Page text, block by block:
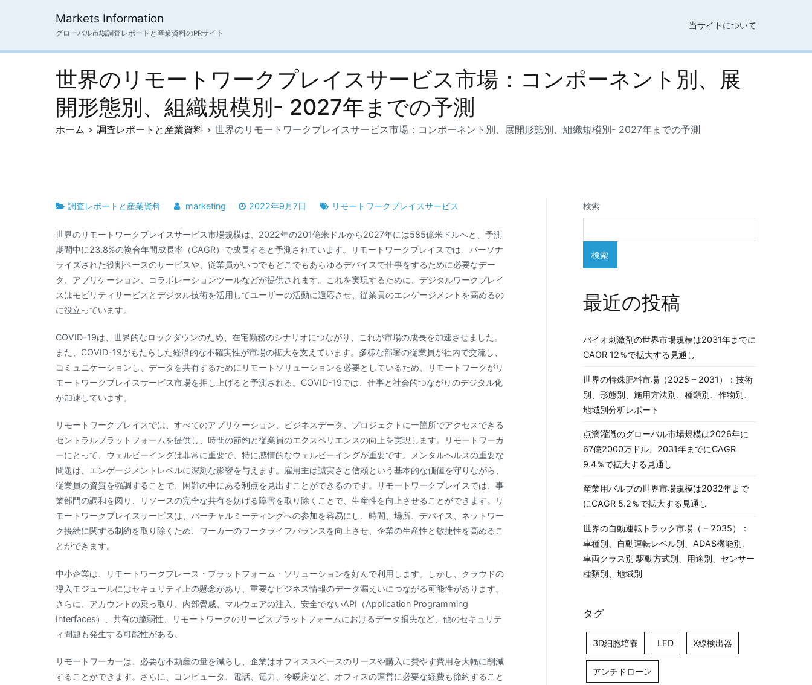
ス
Markets Information
グローバル市場調査レポートと産業資料のPRサイト
当サイトについて
世界のリモートワークプレイスサービス市場：コンポーネント別、展
開形態別、組織規模別- 2027年までの予測
ホーム 調査レポートと産業資料 世界のリモートワークプレイスサービス市場：コンポーネント別、展開形態別、組織規模別- 2027年までの予測
調査レポートと産業資料 marketing 2022年9月7日 リモートワークプレイスサービス
世界のリモートワークプレイスサービス市場規模は、2022年の201億米ドルから2027年には585億米ドルへと、予測
期間中に23.8%の複合年間成長率（CAGR）で成長すると予測されています。リモートワークプレイスでは、パーソナ
ライズされた役割ベースのサービスや、従業員がいつでもどこでもあらゆるデバイスで仕事をするために必要なデー
タ、アプリケーション、コラボレーションツールなどが提供されます。これを実現するために、デジタルワークプレイ
スはモビリティサービスとデジタル技術を活用してユーザーの活動に適応させ、従業員のエンゲージメントを高めるの
に役立っています。
COVID-19は、世界的なロックダウンのため、在宅勤務のシナリオにつながり、これが市場の成長を加速させました。
また、COVID-19がもたらした経済的な不確実性が市場の拡大を支えています。多様な部署の従業員が社内で交流し、
コミュニケーションし、データを共有するためにリモートソリューションを必要としているため、リモートワークがリ
モートワークプレイスサービス市場を押し上げると予測される。COVID-19では、仕事と社会的つながりのデジタル化
が加速しています。
リモートワークプレイスでは、すべてのアプリケーション、ビジネスデータ、プロジェクトに一箇所でアクセスできる
セントラルプラットフォームを提供し、時間の節約と従業員のエクスペリエンスの向上を実現します。リモートワーカ
ーにとって、ウェルビーイングは非常に重要で、特に感情的なウェルビーイングが重要です。メンタルヘルスの重要な
問題は、エンゲージメントレベルに深刻な影響を与えます。雇用主は誠実さと信頼という基本的な価値を守りながら、
従業員の資質を強調することで、困難の中にある利点を見出すことができるのです。リモートワークプレイスでは、事
業部門の調和を図り、リソースの完全な共有を妨げる障害を取り除くことで、生産性を向上させることができます。リ
モートワークプレイスサービスは、バーチャルミーティングへの参加を容易にし、時間、場所、デバイス、ネットワー
ク接続に関する制約を取り除くため、ワーカーのワークライフバランスを向上させ、企業の生産性と敏捷性を高めるこ
とができます。
中小企業は、リモートワークプレース・プラットフォーム・ソリューションを好んで利用します。しかし、クラウドの
導入モジュールにはセキュリティ上の懸念があり、重要なビジネス情報のデータ漏えいにつながる可能性があります。
さらに、アカウントの乗っ取り、内部脅威、マルウェアの注入、安全でないAPI（Application Programming
Interfaces）、共有の脆弱性、リモートワークのサービスプラットフォームにおけるデータ損失など、他のセキュリテ
ィ問題も発生する可能性がある。
リモートワーカーは、必要な不動産の量を減らし、企業はオフィススペースのリースや購入に費やす費用を大幅に削減
することができます。さらに、コンピュータ、電話、電力、冷暖房など、オフィスの運営に必要な経費も節約すること
検索
検索
最近の投稿
バイオ刺激剤の世界市場規模は2031年までに
CAGR 12％で拡大する見通し
世界の特殊肥料市場（2025 – 2031）：技術
別、形態別、施用方法別、種類別、作物別、
地域別分析レポート
点滴灌漑のグローバル市場規模は2026年に
67億2000万ドル、2031年までにCAGR
9.4％で拡大する見通し
産業用バルブの世界市場規模は2032年まで
にCAGR 5.2％で拡大する見通し
世界の自動運転トラック市場（ – 2035）：
車種別、自動運転レベル別、ADAS機能別、
車両クラス別 駆動方式別、用途別、センサー
種類別、地域別
タグ
3D細胞培養 LED X線検出器
アンチドローン